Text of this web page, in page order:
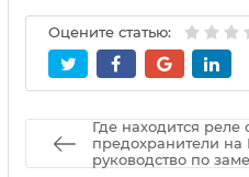
Оцените статью:
Где находится реле
предохранители
руководство по